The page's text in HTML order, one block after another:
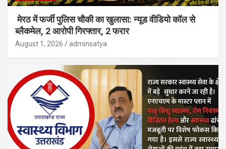
मेरठ में फर्जी पुलिस चौकी का खुलासा: न्यूड वीडियो कॉल से
ब्लैकमेल, 2 आरोपी गिरफ्तार, 2 फरार
August 1, 2026 adminsatya